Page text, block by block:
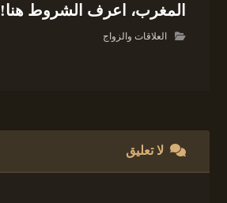
المغرب، اعرف الشروط هنا!
العلاقات والزواج
لا تعليق